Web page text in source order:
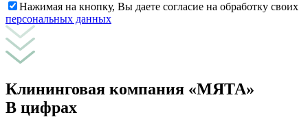
Нажимая на кнопку, Вы даете согласие на обработку своих
персональных данных
Клининговая компания «МЯТА»
В цифрах